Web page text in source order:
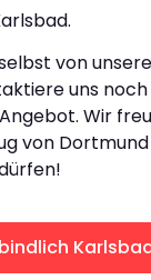
von
uns
Wir
von